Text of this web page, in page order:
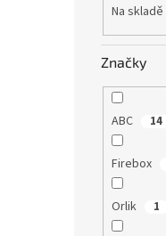
Na skladě
Značky
ABC 14
Firebox
Orlik 1